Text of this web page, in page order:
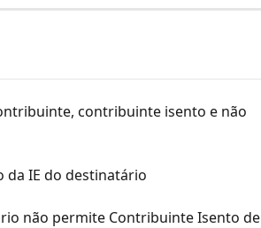
contribuinte isento e não
da IE do destinatário
não permite Contribuinte Isento de